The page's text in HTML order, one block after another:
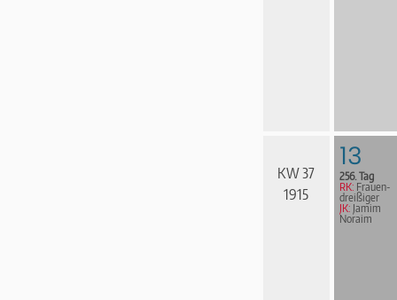
KW 37
1915
13
256. Tag
RK: Frau­en­
drei­ßi­ger
JK: Jamim
Noraim